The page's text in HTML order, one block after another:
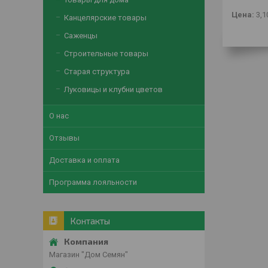
Цена:
Канцелярские товары
Саженцы
Строительные товары
Старая структура
Луковицы и клубни цветов
О нас
Отзывы
Доставка и оплата
Программа лояльности
Контакты
Магазин "Дом Семян"